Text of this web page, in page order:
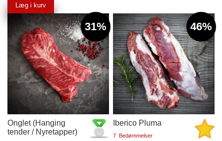
Læg i kurv
31%
Onglet (Hanging
tender / Nyretapper)
46%
Iberico Pluma
7Bedømmelser